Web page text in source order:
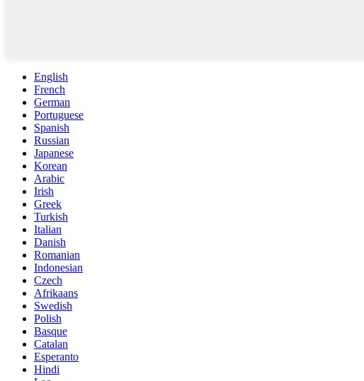
English
French
German
Portuguese
Spanish
Russian
Japanese
Korean
Arabic
Irish
Greek
Turkish
Italian
Danish
Romanian
Indonesian
Czech
Afrikaans
Swedish
Polish
Basque
Catalan
Esperanto
Hindi